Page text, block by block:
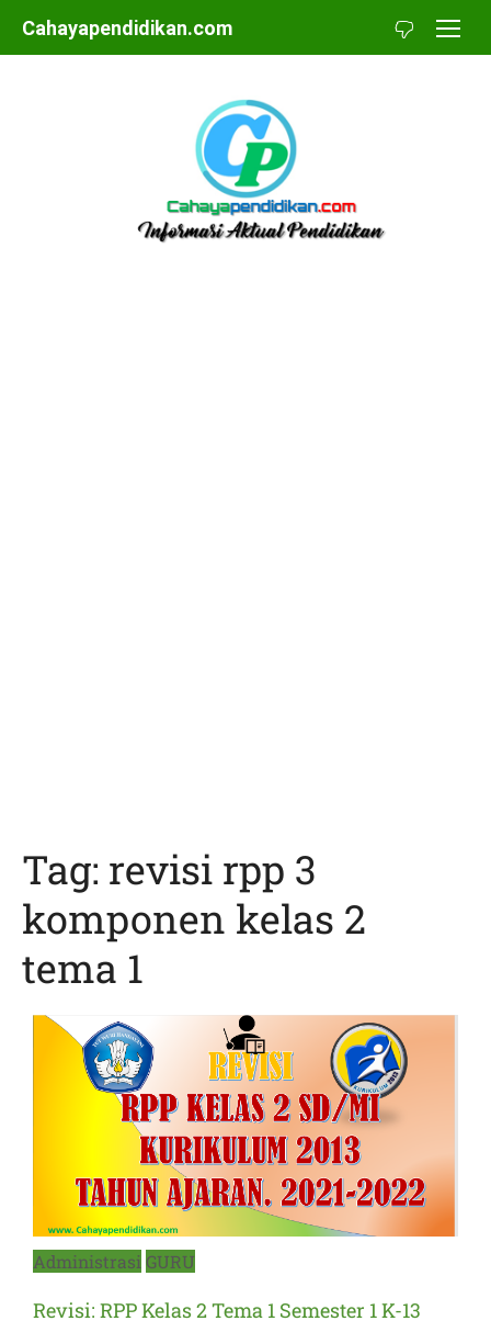
Skip
to
Cahayapendidikan.com
Tag: revisi rpp 3
komponen kelas 2
tema 1
Posted
AdministrasiGURU
Revisi: RPP Kelas 2 Tema 1 Semester 1 K-13